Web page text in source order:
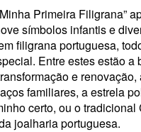
Primeira Filigrana”
símbolos infantis e
filigrana portuguesa,
Entre estes estão a
e
familiares, a estrela
certo, ou o tradicional
joalharia portuguesa.